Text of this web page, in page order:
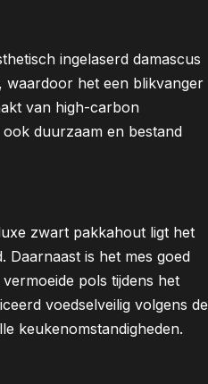
ingelaserd damascus
waardoor het een blikvanger
van high-carbon
duurzaam en bestand
zwart pakkahout ligt het
Daarnaast is het mes goed
pols tijdens het
voedselveilig volgens de
keukenomstandigheden.